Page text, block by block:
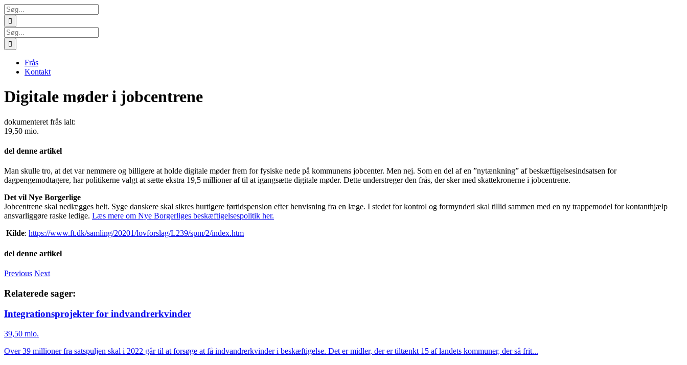
Skip
to
content
Søg
efter:
Søg
efter:
Frås
Kontakt
Digitale møder i jobcentrene
dokumenteret frås ialt:
19,50 mio.
del denne artikel
Facebook
Twitter
LinkedIn
E-
mail
Man skulle tro, at det var nemmere og billigere at holde digitale møder frem for fysiske nede på kommunens jobcenter. Men nej. Som en del af en ”nytænkning” af beskæftigelsesindsatsen for
dagpengemodtagere, har politikerne valgt at sætte ekstra 19,5 millioner af til at igangsætte digitale møder. Dette understreger den frås, der sker med skattekronerne i jobcentrene.
Det vil Nye Borgerlige
Jobcentrene skal nedlægges helt. Syge danskere skal sikres hurtigere førtidspension efter henvisning fra en læge. I stedet for kontrol og formynderi skal tillid sammen med en ny trappemodel for kontanthjælp
ansvarliggøre raske ledige. Læs mere om Nye Borgerliges beskæftigelsespolitik her.
Kilde: https://www.ft.dk/samling/20201/lovforslag/L239/spm/2/index.htm
del denne artikel
Facebook
Twitter
LinkedIn
E-
Previous Next
Relaterede sager:
Integrationsprojekter for indvandrerkvinder
39,50 mio.
Over 39 millioner fra satspuljen skal i 2022 går til at forsøge at få indvandrerkvinder i beskæftigelse. Det er midler, der er tiltænkt 15 af landets kommuner, der så frit...